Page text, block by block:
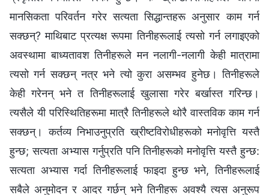
मानसिकता परिवर्तन गरेर सत्यता सिद्धान्तहरू अनुसार काम गर्न
सक्छन्? माथिबाट प्रत्यक्ष रूपमा तिनीहरूलाई त्यसो गर्न लगाइएको
अवस्थामा बाध्यतावश तिनीहरूले मन नलागी-नलागी केही मात्रामा
त्यसो गर्न सक्छन् नत्र भने त्यो कुरा असम्भव हुनेछ। तिनीहरूले
केही गरेनन् भने त तिनीहरूलाई खुलासा गरेर बर्खास्त गरिन्छ।
त्यसैले यी परिस्थितिहरूमा मात्रै तिनीहरूले थोरै वास्तविक काम गर्न
सक्छन्। कर्तव्य निभाउनुप्रति ख्रीष्टविरोधीहरूको मनोवृत्ति यस्तै
हुन्छ; सत्यता अभ्यास गर्नुप्रति पनि तिनीहरूको मनोवृत्ति यस्तै हुन्छ:
सत्यता अभ्यास गर्दा तिनीहरूलाई फाइदा हुन्छ भने, तिनीहरूलाई
सबैले अनुमोदन र आदर गर्छन् भने तिनीहरू अवश्यै त्यस अनुरूप